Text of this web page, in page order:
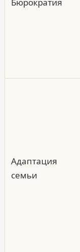
Адаптация
семьи